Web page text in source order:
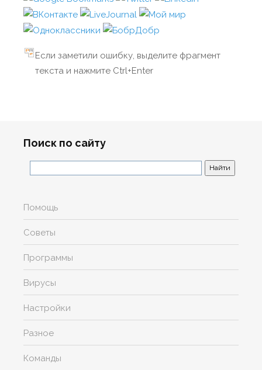
Если заметили ошибку, выделите фрагмент
текста и нажмите Ctrl+Enter
Поиск по сайту
Помощь
Советы
Программы
Вирусы
Настройки
Разное
Команды